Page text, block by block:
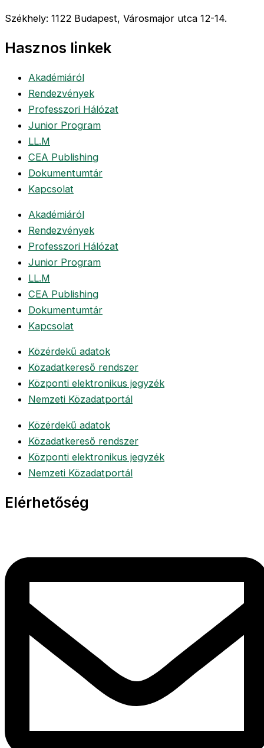
Székhely: 1122 Budapest, Városmajor utca 12-14.
Hasznos linkek
Akadémiáról
Rendezvények
Professzori Hálózat
Junior Program
LL.M
CEA Publishing
Dokumentumtár
Kapcsolat
Akadémiáról
Rendezvények
Professzori Hálózat
Junior Program
LL.M
CEA Publishing
Dokumentumtár
Kapcsolat
Közérdekű adatok
Közadatkereső rendszer
Központi elektronikus jegyzék
Nemzeti Közadatportál
Közérdekű adatok
Közadatkereső rendszer
Központi elektronikus jegyzék
Nemzeti Közadatportál
Elérhetőség